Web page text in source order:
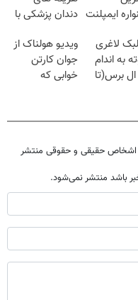
ایمپلنت دندان پزشکی با
خانگی
لاغری
به اندام
ال برس(تا
ویدیو هولناک از
جوان کارتن
خوابی که
اشخاص حقیقی و حقوقی منتشر
باشد منتشر نمی‌شود.